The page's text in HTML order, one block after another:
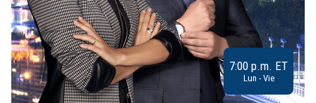
7:00 p.m. ET
Lun - Vie